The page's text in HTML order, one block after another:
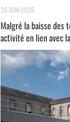
30 JUIN 2026
Malgré la baisse des
activité en lien avec